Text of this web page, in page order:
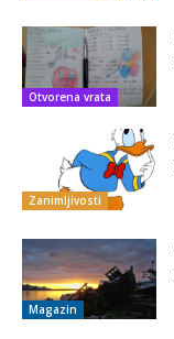
Otvorena vrata
Zanimljivosti
Magazin